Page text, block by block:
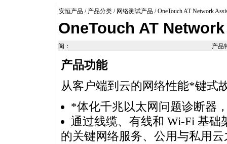
安恒产品 / 产品分类 / 网络测试产品 / OneTouch AT Network
OneTouch AT
阅： 产品
产品功能
从客户端到云的网络性能*键式
*体化千兆以太网问题诊断器
通过线缆、有线和 Wi-Fi 基础
的关键网络服务、公用与私用